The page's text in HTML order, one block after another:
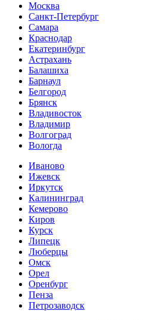
Москва
Санкт-Петербург
Самара
Краснодар
Екатеринбург
Астрахань
Балашиха
Барнаул
Белгород
Брянск
Владивосток
Владимир
Волгоград
Вологда
Иваново
Ижевск
Иркутск
Калининград
Кемерово
Киров
Курск
Липецк
Люберцы
Омск
Орел
Оренбург
Пенза
Петрозаводск